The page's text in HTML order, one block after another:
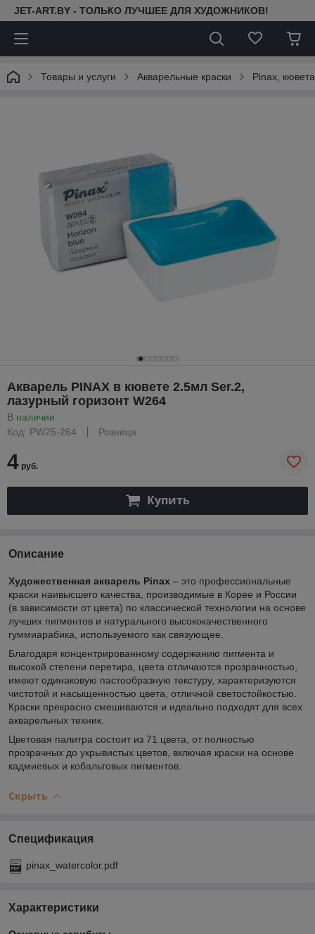
JET-ART.BY - ТОЛЬКО ЛУЧШЕЕ ДЛЯ ХУДОЖНИКОВ!
Товары и услуги Акварельные краски Pinax,
Акварель PINAX в кювете 2.5мл Ser.2,
лазурный горизонт W264
В наличии
Код: PW25-264
Розница
4 руб.
Купить
Описание
Художественная акварель Pinax – это профессиональные
краски наивысшего качества, производимые в Корее и России
(в зависимости от цвета) по классической технологии на основе
лучших пигментов и натурального высококачественного
гуммиарабика, используемого как связующее.
Благодаря концентрированному содержанию пигмента и
высокой степени перетира, цвета отличаются прозрачностью,
имеют одинаковую пастообразную текстуру, характеризуются
чистотой и насыщенностью цвета, отличной светостойкостью.
Краски прекрасно смешиваются и идеально подходят для всех
акварельных техник.
Цветовая палитра состоит из 71 цвета, от полностью
прозрачных до укрывистых цветов, включая краски на основе
кадмиевых и кобальтовых пигментов.
Скрыть
Спецификация
pinax_watercolor.pdf
Характеристики